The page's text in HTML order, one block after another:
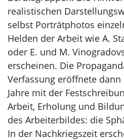
realistischen
selbst Porträtphotos
Helden der Arbeit wie A.
oder E. und M.
erscheinen. Die
Verfassung eröffnete
Jahre mit der
Arbeit, Erholung und
des Arbeiterbildes: die
In der Nachkriegszeit